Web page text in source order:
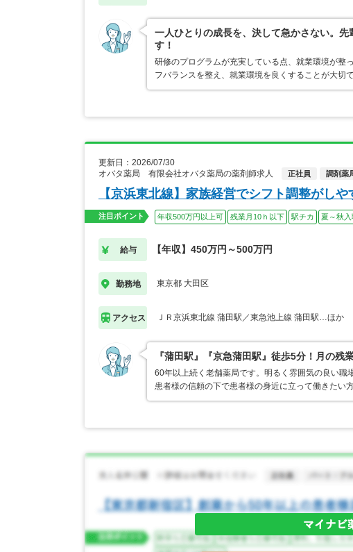
一人ひとりの成長を、決して急かさない。
す！
研修のプログラムが充実している点、就業環境が整
フバランスを整え、就業環境を良くすることが大
更新日：2026/07/30
オバタ薬局 有限会社オバタ薬局の薬剤師求人
正社員 調剤薬
【京浜東北線】家族経営でシフト調整がしや
注目ポイント 年収500万円以上可 残業月10ｈ以下 駅チカ 夏～秋入
給与 【年収】450万円～500万円
勤務地 東京都 大田区
アクセス ＪＲ京浜東北線 蒲田駅／東急池上線 蒲田駅…ほか
『蒲田駅』『京急蒲田駅』徒歩5分！月の残
60年以上続く老舗薬局です。明るく雰囲気の良い
患者様の信頼の下で患者様の身近に立って働きた